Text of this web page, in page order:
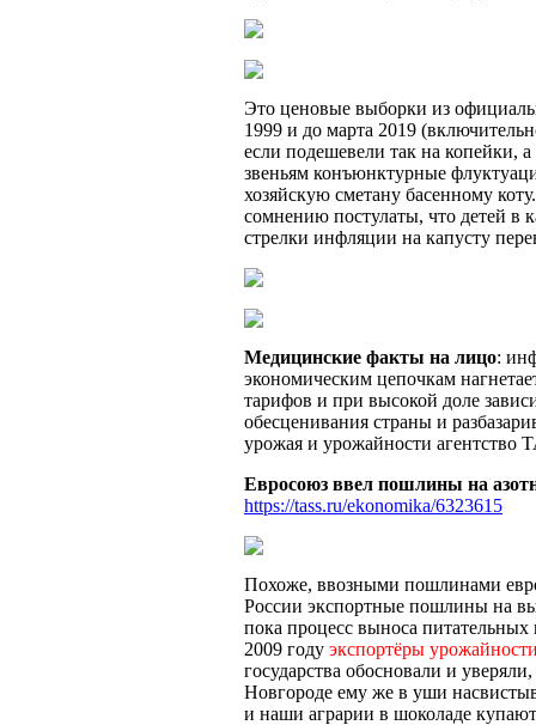
Это ценовые выборки из
1999 и до марта 2019
если подешевели так на копейки,
звеньям конъюнктурные
хозяйскую сметану басенному
сомнению постулаты, что детей в
стрелки инфляции на капусту
Медицинские факты на лицо:
экономическим цепочкам
тарифов и при высокой доле
обесценивания страны и
урожая и урожайности агентство
Евросоюз ввел пошлины на
https://tass.ru/ekonomika/6323615
Похоже, ввозными пошлинами
России экспортные пошлины на
пока процесс выноса питательных
2009 году экспортёры
государства обосновали и
Новгороде ему же в уши
и наши аграрии в шоколаде